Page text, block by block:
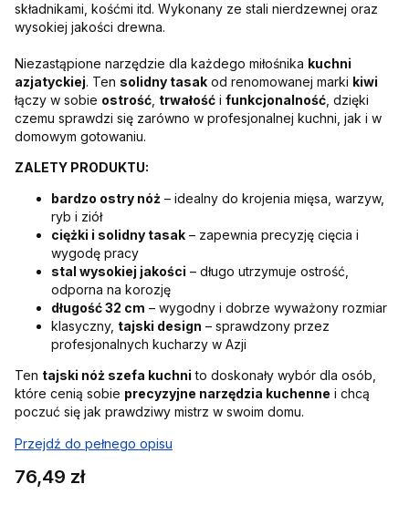
składnikami, kośćmi itd. Wykonany ze stali nierdzewnej oraz
wysokiej jakości drewna.
Niezastąpione narzędzie dla każdego miłośnika kuchni
azjatyckiej. Ten solidny tasak od renomowanej marki kiwi
łączy w sobie ostrość trwałość i funkcjonalność , dzięki
czemu sprawdzi się zarówno w profesjonalnej kuchni, jak i w
domowym gotowaniu.
ZALETY PRODUKTU:
bardzo ostry nóż – idealny do krojenia mięsa, warzyw,
ryb i ziół
ciężki i solidny tasak – zapewnia precyzję cięcia i
wygodę pracy
stal wysokiej jakości – długo utrzymuje ostrość,
odporna na korozję
długość 32 cm – wygodny i dobrze wyważony rozmiar
klasyczny, tajski design – sprawdzony przez
profesjonalnych kucharzy w Azji
Ten tajski nóż szefa kuchni to doskonały wybór dla osób,
które cenią sobie precyzyjne narzędzia kuchenne i chcą
poczuć się jak prawdziwy mistrz w swoim domu.
Przejdź do pełnego opisu
Cena
76,49 zł